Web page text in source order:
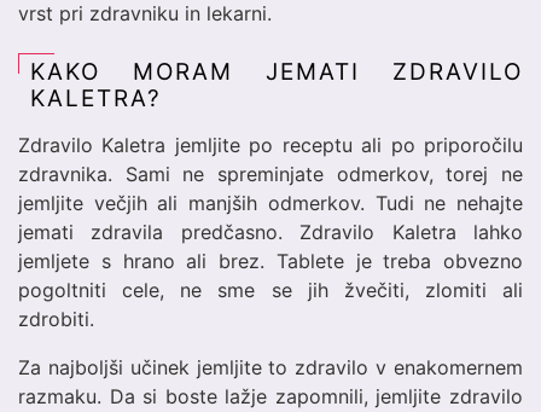
vrst pri zdravniku in lekarni.
KAKO MORAM JEMATI ZDRAVILO
KALETRA?
Zdravilo Kaletra jemljite po receptu ali po priporočilu
zdravnika. Sami ne spreminjate odmerkov, torej ne
jemljite večjih ali manjših odmerkov. Tudi ne nehajte
jemati zdravila predčasno. Zdravilo Kaletra lahko
jemljete s hrano ali brez. Tablete je treba obvezno
pogoltniti cele, ne sme se jih žvečiti, zlomiti ali
zdrobiti.
Za najboljši učinek jemljite to zdravilo v enakomernem
razmaku. Da si boste lažje zapomnili, jemljite zdravilo